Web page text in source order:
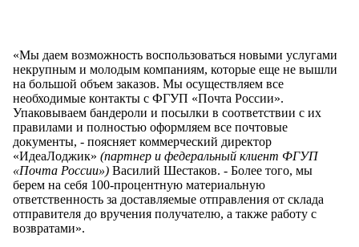
«Мы даем возможность воспользоваться новыми услугами
некрупным и молодым компаниям, которые еще не вышли
на большой объем заказов. Мы осуществляем все
необходимые контакты с ФГУП «Почта России».
Упаковываем бандероли и посылки в соответствии с их
правилами и полностью оформляем все почтовые
документы, - поясняет коммерческий директор
«ИдеаЛоджик» (партнер и федеральный клиент ФГУП
«Почта России») Василий Шестаков. - Более того, мы
берем на себя 100-процентную материальную
ответственность за доставляемые отправления от склада
отправителя до вручения получателю, а также работу с
возвратами».